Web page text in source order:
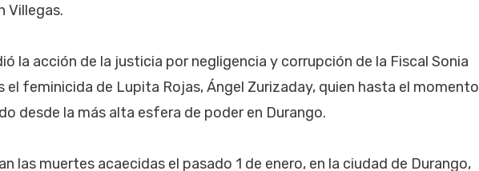
Villegas.
la acción de la justicia por negligencia y corrupción de la Fiscal Sonia
el feminicida de Lupita Rojas, Ángel Zurizaday, quien hasta el momento
desde la más alta esfera de poder en Durango.
las muertes acaecidas el pasado 1 de enero, en la ciudad de Durango,